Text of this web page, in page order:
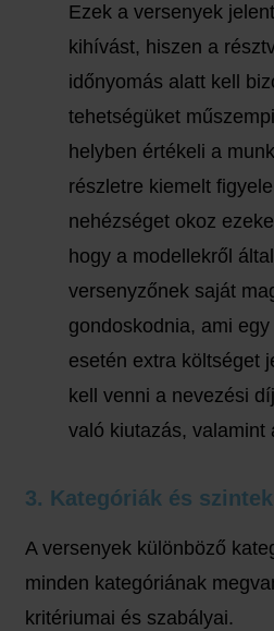
Ezek a versenyek
kihívást, hiszen a
időnyomás alatt kell
tehetségüket
helyben értékeli a
részletre kiemelt
nehézséget okoz
hogy a modellekről
versenyzőnek saját
gondoskodnia, ami
esetén extra költséget
kell venni a nevezési
való kiutazás, valamint
3. Kategóriák és szintek
A versenyek különböző
minden kategóriának
kritériumai és szabályai.